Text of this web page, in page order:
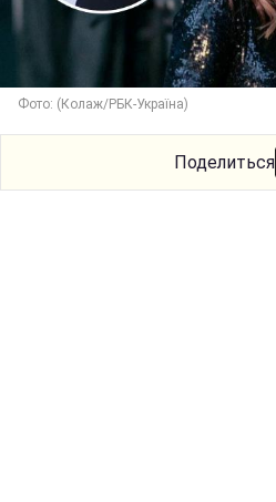
Фото: (Колаж/РБК-Україна)
Поделиться